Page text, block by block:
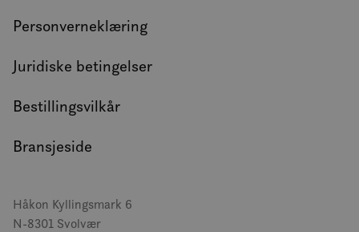
Personverneklæring
Juridiske betingelser
Bestillingsvilkår
Bransjeside
Håkon Kyllingsmark 6
N-8301 Svolvær